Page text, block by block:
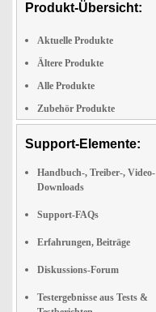
Produkt-Übersicht:
Aktuelle Produkte
Ältere Produkte
Alle Produkte
Zubehör Produkte
Support-Elemente:
Handbuch-, Treiber-, Video-
Downloads
Support-FAQs
Erfahrungen, Beiträge
Diskussions-Forum
Testergebnisse aus Tests &